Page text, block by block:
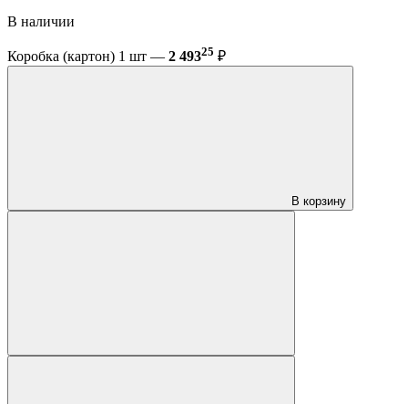
В наличии
Коробка (картон) 1 шт — 2 49325 ₽
В корзину